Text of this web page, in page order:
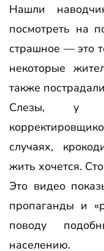
Нашли
посмотреть на
страшное — это
некоторые
также
Слезы, у
случаях,
жить хочется.
Это видео
пропаганды и
поводу
населению.